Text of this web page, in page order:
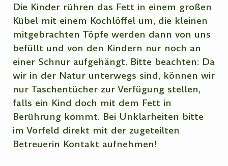
Die Kinder rühren das Fett in einem großen
Kübel mit einem Kochlöffel um, die kleinen
mitgebrachten Töpfe werden dann von uns
befüllt und von den Kindern nur noch an
einer Schnur aufgehängt. Bitte beachten: Da
wir in der Natur unterwegs sind, können wir
nur Taschentücher zur Verfügung stellen,
falls ein Kind doch mit dem Fett in
Berührung kommt. Bei Unklarheiten bitte
im Vorfeld direkt mit der zugeteilten
Betreuerin Kontakt aufnehmen!